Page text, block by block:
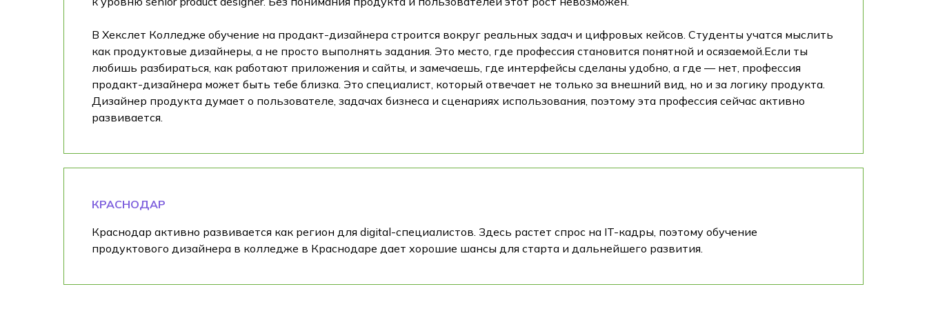
В Хекслет Колледже обучение на продакт-дизайнера строится вокруг реальных задач и цифровых кейсов. Студенты учатся мыслить
как продуктовые дизайнеры, а не просто выполнять задания. Это место, где профессия становится понятной и осязаемой.Если ты
любишь разбираться, как работают приложения и сайты, и замечаешь, где интерфейсы сделаны удобно, а где — нет, профессия
продакт-дизайнера может быть тебе близка. Это специалист, который отвечает не только за внешний вид, но и за логику продукта.
Дизайнер продукта думает о пользователе, задачах бизнеса и сценариях использования, поэтому эта профессия сейчас активно
развивается.
КРАСНОДАР
Краснодар активно развивается как регион для digital-специалистов. Здесь растет спрос на IT-кадры, поэтому обучение
продуктового дизайнера в колледже в Краснодаре дает хорошие шансы для старта и дальнейшего развития.